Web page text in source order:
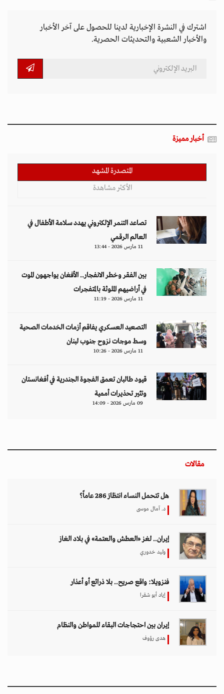
اشترك في النشرة الإخبارية لدينا للحصول على آخر الأخبار
والأخبار الشعبية والتحديثات الحصرية.
أخبار مميزة
المتصدرة المشهد
الأكثر مشاهدة
تصاعد التنمر الإلكتروني يهدد سلامة الأطفال في
العالم الرقمي
11 مارس 2026 - 13:44
بين الفقر وخطر الانفجار.. الأفغان يواجهون الموت
في أراضيهم الملوثة بالمتفجرات
11 مارس 2026 - 11:19
التصعيد العسكري يفاقم أزمات الخدمات الصحية
وسط موجات نزوح جنوب لبنان
11 مارس 2026 - 10:26
قيود طالبان تعمق الفجوة الجندرية في أفغانستان
وتثير تحذيرات أممية
09 مارس 2026 - 14:09
مقالات
هل تتحمل النساء انتظارَ 286 عاماً؟
د. آمال موسى
إيران.. لغز «العطش والعتمة» في بلاد الغاز
وليد خدوري
فنزويلا: واقع صريح.. بلا ذرائع أو أعذار
إياد أبو شقرا
إيران بين احتجاجات البقاء للمواطن والنظام
هدى رؤوف